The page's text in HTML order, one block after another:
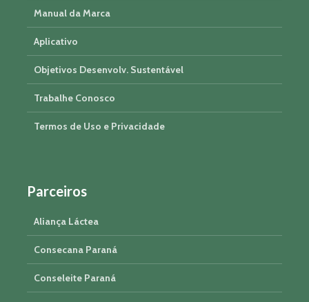
Manual da Marca
Aplicativo
Objetivos Desenvolv. Sustentável
Trabalhe Conosco
Termos de Uso e Privacidade
Parceiros
Aliança Láctea
Consecana Paraná
Conseleite Paraná